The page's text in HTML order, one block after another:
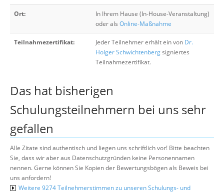
Ort:
In Ihrem Hause (In-House-Veranstaltung)
oder als Online-Maßnahme
Teilnahmezertifikat: Jeder Teilnehmer erhält ein von Dr.
Holger Schwichtenbergsigniertes
Teilnahmezertifikat.
Das hat bisherigen
Schulungsteilnehmern bei uns sehr
gefallen
Alle Zitate sind authentisch und liegen uns schriftlich vor! Bitte beachten
Sie, dass wir aber aus Datenschutzgründen keine Personennamen
nennen. Gerne können Sie Kopien der Bewertungsbögen als Beweis bei
uns anfordern!
Weitere 9274 Teilnehmerstimmen zu unseren Schulungs- und